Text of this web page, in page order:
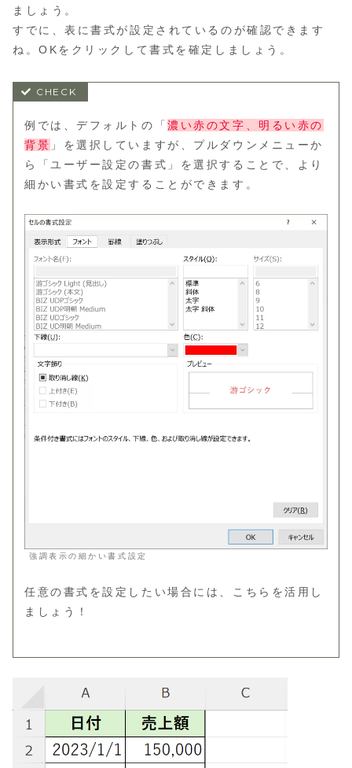
ましょう。
すでに、表に書式が設定されているのが確認できます
ね。OKをクリックして書式を確定しましょう。
例では、デフォルトの「濃い赤の文字、明るい赤の
背景 」を選択していますが、プルダウンメニューか
ら「ユーザー設定の書式」を選択することで、より
細かい書式を設定することができます。
強調表示の細かい書式設定
任意の書式を設定したい場合には、こちらを活用し
ましょう！